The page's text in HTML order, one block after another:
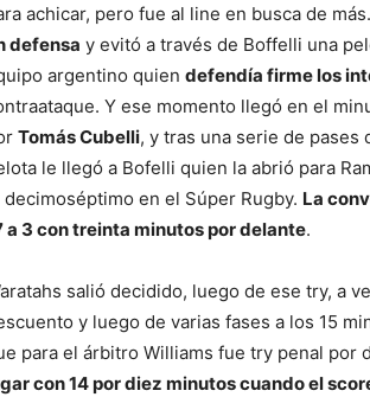
achicar, pero fue al line en busca de
defensa y evitó a través de Boffelli una
argentino quien defendía firme los
Y ese momento llegó en el
Tomás Cubelli, y tras una serie de pases
le llegó a Bofelli quien la abrió para
decimoséptimo en el Súper Rugby. La
a 3 con treinta minutos por delante.
salió decidido, luego de ese try, a
y luego de varias fases a los 15
para el árbitro Williams fue try penal por
con 14 por diez minutos cuando el